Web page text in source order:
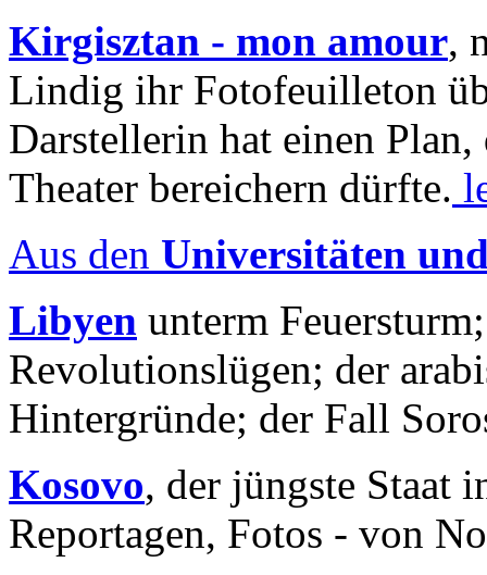
Kirgisztan - mon amour,
Lindig ihr Fotofeuilleton
Darstellerin hat einen Plan,
Theater bereichern dürfte.
Aus den Universitäten
Libyen unterm
Revolutionslügen; der
Hintergründe; der Fall
Kosovo, der jüngste Staat
Reportagen, Fotos - von